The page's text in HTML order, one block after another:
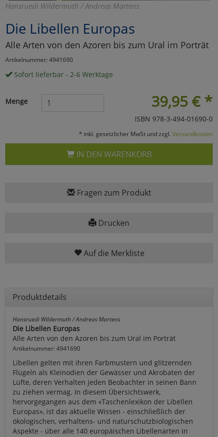
Hansruedi Wildermuth / Andreas Martens
Die Libellen Europas
Alle Arten von den Azoren bis zum Ural im Porträt
Artikelnummer: 4941690
Sofort lieferbar - 2-6 Werktage
39,95 € *
Menge
ISBN 978-3-494-01690-0
* inkl. gesetzlicher MwSt und zzgl. Versandkosten
IN DEN WARENKORB
Fragen zum Produkt
Drucken
Auf die Merkliste
Produktdetails
Hansruedi Wildermuth / Andreas Martens
Die Libellen Europas
Alle Arten von den Azoren bis zum Ural im Porträt
Artikelnummer: 4941690
Libellen gelten mit ihren Farbmustern und glitzernden
Flügeln als Kleinodien der Gewässer und Akrobaten der
Lüfte, deren Verhalten jeden Beobachter in seinen Bann
zu ziehen vermag. In diesem Übersichtswerk,
hervorgegangen aus dem «Taschenlexikon der Libellen
Europas», ist das aktuelle Wissen - einschließlich der
ökologischen, verhaltens- und naturschutzbiologischen
Aspekte - über alle 140 europäischen Libellenarten in
Umfragetools
Cookies
Alle Akzeptieren
Einstellungen speichern
zu Haupptseite